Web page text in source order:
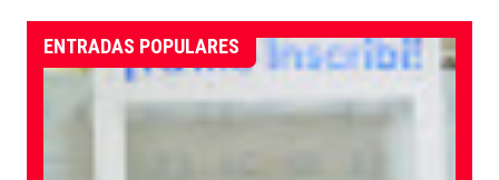
ENTRADAS POPULARES